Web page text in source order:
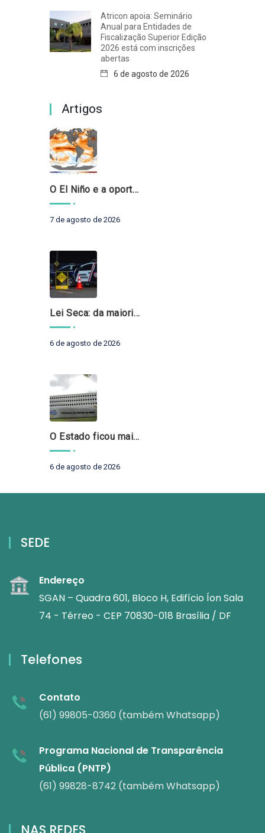
Atricon apoia: Seminário
Anual para Entidades de
Fiscalização Superior Edição
2026 está com inscrições
abertas
6 de agosto de 2026
Artigos
O El Niño e a oportunidade de fortalecer o controle externo das políticas climáticas
7 de agosto de 2026
Lei Seca: da maioridade à maturidade
6 de agosto de 2026
O Estado ficou mais complexo. O controle precisa acompanhar
6 de agosto de 2026
SEDE
Endereço
SGAN – Quadra 601, Bloco H, Edifício Íon Sala
74 - Térreo - CEP 70830-018 Brasília / DF
Telefones
Contato
(61) 99805-0360 (também Whatsapp)
Programa Nacional de Transparência
Pública (PNTP)
(61) 99828-8742 (também Whatsapp)